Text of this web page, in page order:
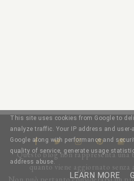
Questo blog non rappresenta una
quanto viene aggiornato senza
This site uses cookies from Google to
analyze traffic. Your IP address and user-
Google along with performance and
quality of service, generate usage
address abuse.
LEARN MORE